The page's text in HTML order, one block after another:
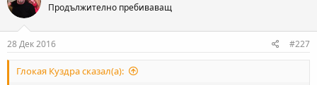
Продължително пребиваващ
28 Дек 2016 #227
Глокая Куздра сказал(а):